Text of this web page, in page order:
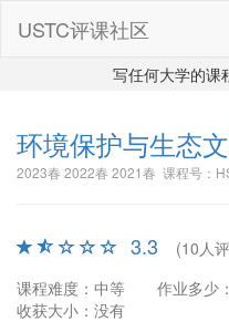
USTC评课社区
写任何大学的课
环境保护与生态
2023春 2022春 2021春 课程号：
3.3
(10人
课程难度：中等
作业多少
收获大小：没有